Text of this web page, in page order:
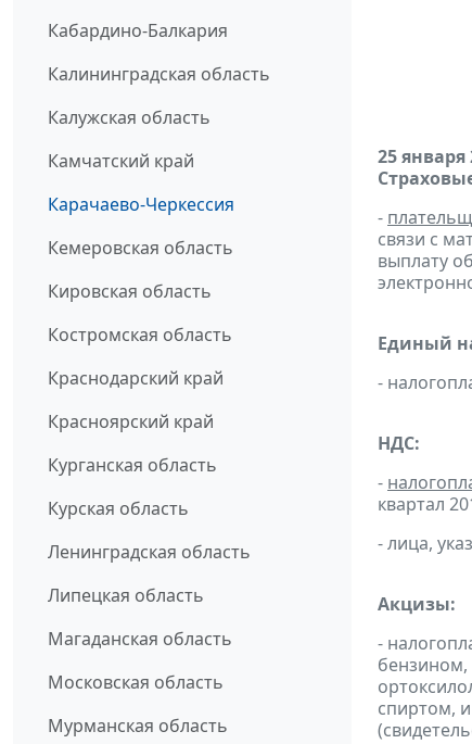
Кабардино-Балкария
Калининградская область
Калужская область
Камчатский край
Карачаево-Черкессия
Кемеровская область
Кировская область
Костромская область
Краснодарский край
Красноярский край
Курганская область
Курская область
Ленинградская область
Липецкая область
Магаданская область
Московская область
Мурманская область
25 января
-
связи с
выплату
Единый
-
НДС:
-
квартал
- лица,
Акцизы:
-
бензином,
спиртом,